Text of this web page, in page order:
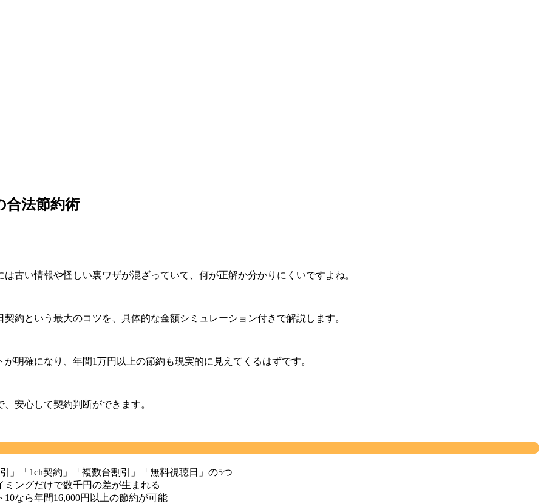
合法節約術
古い情報や怪しい裏ワザが混ざっていて、何が正解か分かりにくいですよね。
約という最大のコツを、具体的な金額シミュレーション付きで解説します。
明確になり、年間1万円以上の節約も現実的に見えてくるはずです。
安心して契約判断ができます。
」「1ch契約」「複数台割引」「無料視聴日」の5つ
ングだけで数千円の差が生まれる
なら年間16,000円以上の節約が可能